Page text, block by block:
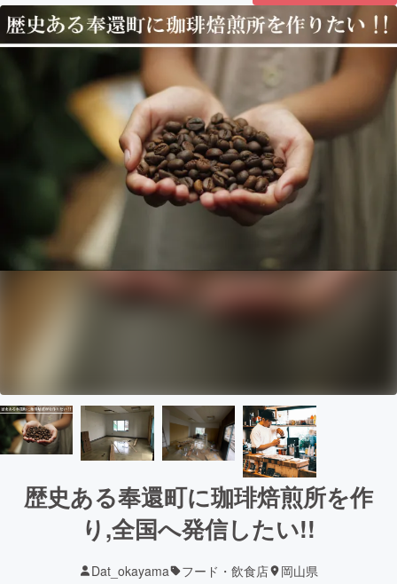
歴史ある奉還町に珈琲焙煎所を作
り,全国へ発信したい!!
Dat_okayama フード・飲食店 岡山県